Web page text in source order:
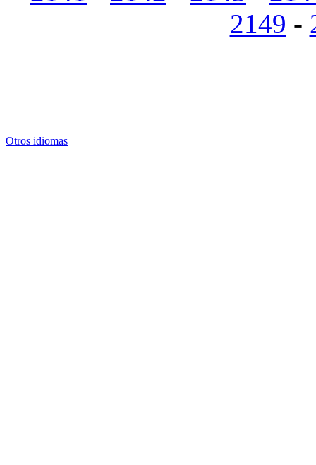
2149 -
Otros idiomas